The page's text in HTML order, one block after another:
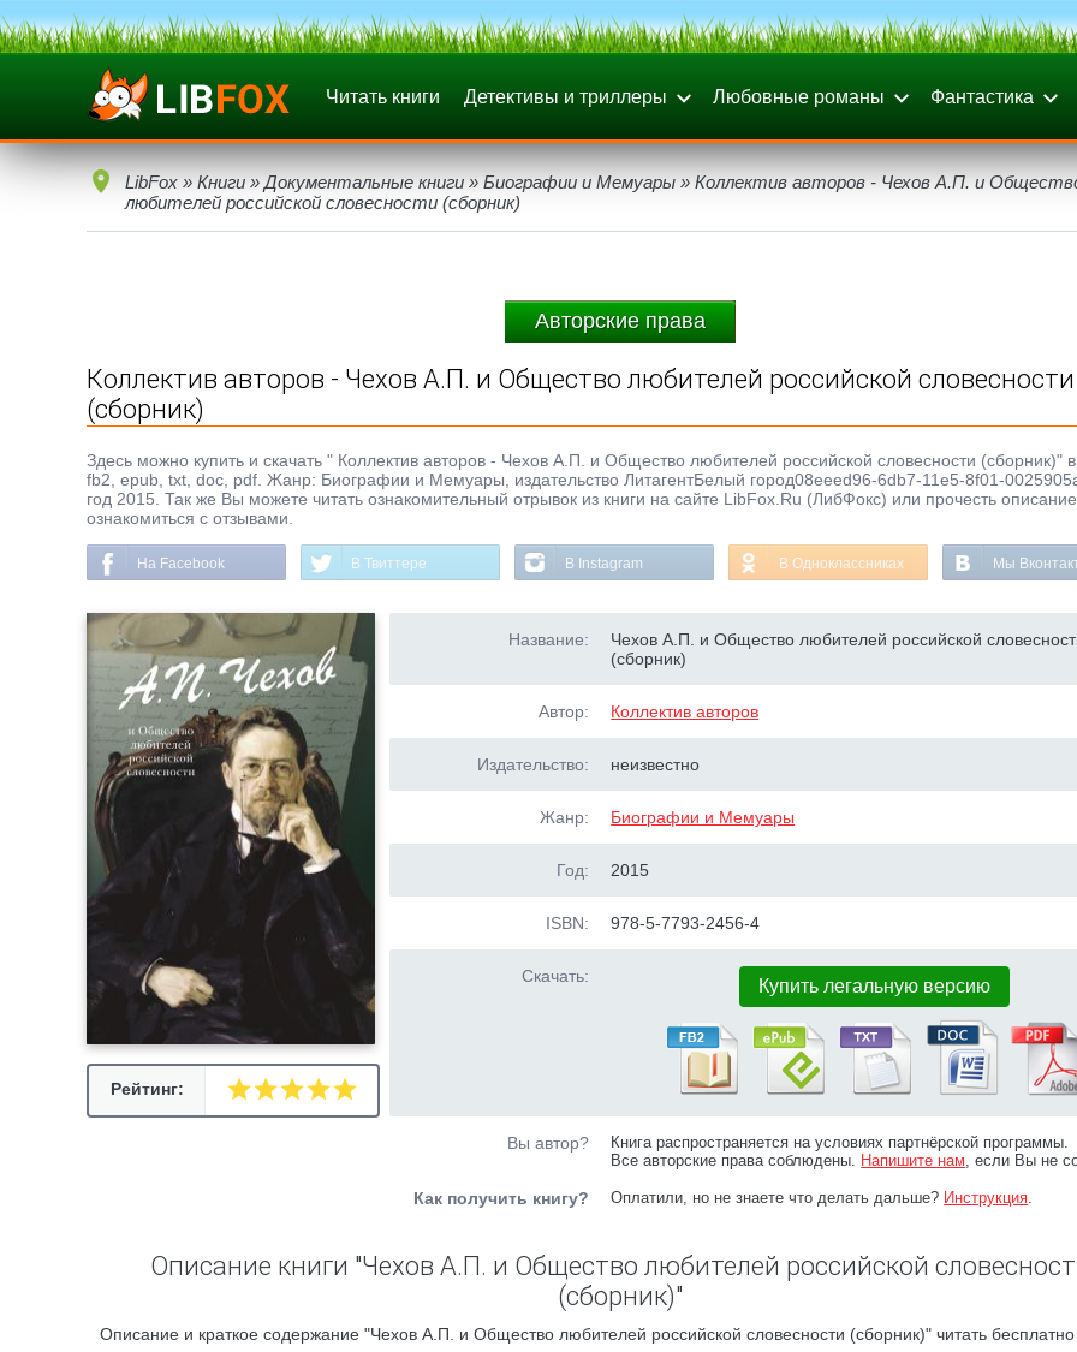
Читать книги Детективы и триллеры Любовные романы Фантастика
LibFox » Книги » Документальные книги » Биографии и Мемуары » Коллектив авторов - Чехов А.П. и
любителей российской словесности (сборник)
Авторские права
Коллектив авторов - Чехов А.П. и Общество любителей российской словесности
(сборник)
Здесь можно купить и скачать " Коллектив авторов - Чехов А.П. и Общество любителей российской словесности (сборник)"
fb2, epub, txt, doc, pdf. Жанр: Биографии и Мемуары, издательство ЛитагентБелый город08eeed96-6db7-11e5-8f01-
год 2015. Так же Вы можете читать ознакомительный отрывок из книги на сайте LibFox.Ru (ЛибФокс) или прочесть
ознакомиться с отзывами.
На Facebook В Твиттере В Instagram В Одноклассниках Мы
Рейтинг:
Название:
Чехов А.П. и Общество любителей российской
(сборник)
Автор: Коллектив авторов
Издательство: неизвестно
Жанр: Биографии и Мемуары
Год: 2015
ISBN: 978-5-7793-2456-4
Скачать: Купить легальную версию
Вы автор?
Книга распространяется на условиях партнёрской программы.
Все авторские права соблюдены. Напишите нам, если Вы не
Как получить книгу? Оплатили, но не знаете что делать дальше? Инструкция.
Описание книги "Чехов А.П. и Общество любителей российской
(сборник)"
Описание и краткое содержание "Чехов А.П. и Общество любителей российской словесности (сборник)" читать